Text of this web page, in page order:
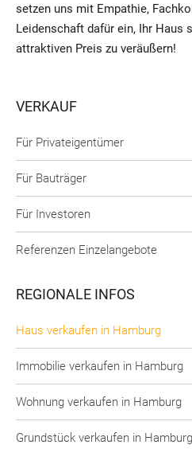
setzen uns mit Empathie,
Leidenschaft dafür ein, Ihr Haus
attraktiven Preis zu veräußern!
VERKAUF
Für Privateigentümer
Schneller & besser verkaufen
Leistungsgarantie
Belohnung für Ihren Tipp
Für Bauträger
Für Investoren
Referenzen Einzelangebote
REGIONALE INFOS
Haus verkaufen in Hamburg
Immobilie verkaufen in Hamburg
Wohnung verkaufen in Hamburg
Grundstück verkaufen in Hamburg